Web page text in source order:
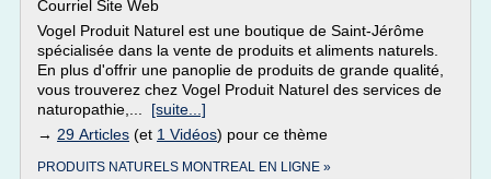
Courriel Site Web
Vogel Produit Naturel est une boutique de Saint-Jérôme
spécialisée dans la vente de produits et aliments naturels.
En plus d'offrir une panoplie de produits de grande qualité,
vous trouverez chez Vogel Produit Naturel des services de
naturopathie,... [suite...]
→ 29 Articles (et 1 Vidéos) pour ce thème
PRODUITS NATURELS MONTREAL EN LIGNE »